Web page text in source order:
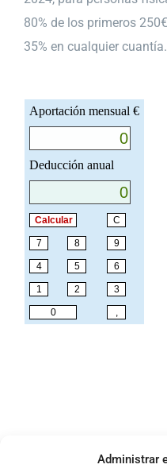
Administrar
80% de los primeros
35% en cualquier cuantía.